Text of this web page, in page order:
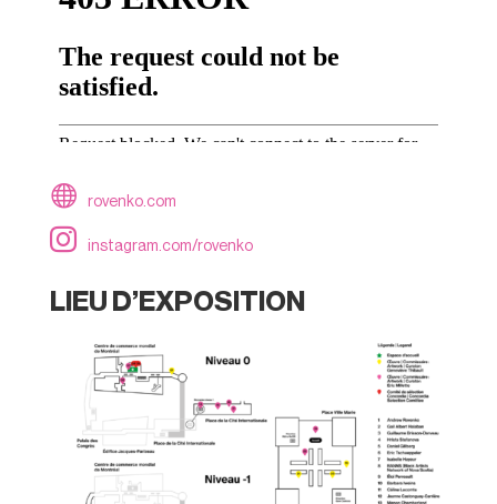
rovenko.com
instagram.com/rovenko
LIEU D’EXPOSITION